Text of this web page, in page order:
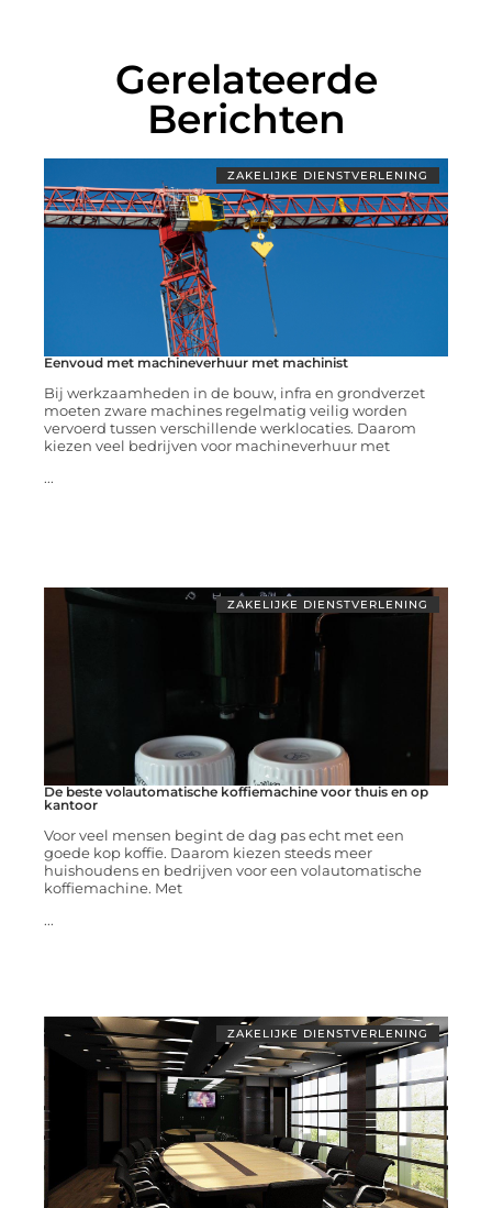
Gerelateerde
Berichten
ZAKELIJKE DIENSTVERLENING
Eenvoud met machineverhuur met machinist
Bij werkzaamheden in de bouw, infra en grondverzet
moeten zware machines regelmatig veilig worden
vervoerd tussen verschillende werklocaties. Daarom
kiezen veel bedrijven voor machineverhuur met
...
ZAKELIJKE DIENSTVERLENING
De beste volautomatische koffiemachine voor thuis en op
kantoor
Voor veel mensen begint de dag pas echt met een
goede kop koffie. Daarom kiezen steeds meer
huishoudens en bedrijven voor een volautomatische
koffiemachine. Met
...
ZAKELIJKE DIENSTVERLENING